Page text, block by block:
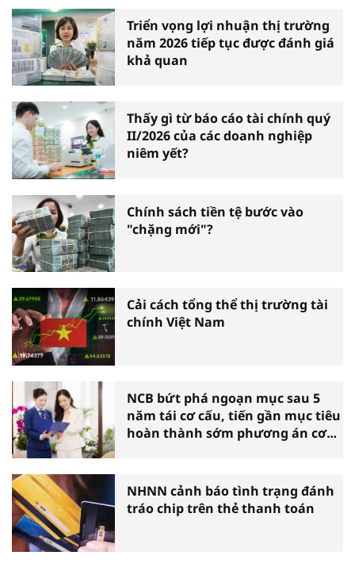
Triển vọng lợi nhuận thị trường
năm 2026 tiếp tục được đánh giá
khả quan
Thấy gì từ báo cáo tài chính quý
II/2026 của các doanh nghiệp
niêm yết?
Chính sách tiền tệ bước vào
"chặng mới"?
Cải cách tổng thể thị trường tài
chính Việt Nam
NCB bứt phá ngoạn mục sau 5
năm tái cơ cấu, tiến gần mục tiêu
hoàn thành sớm phương án cơ
NHNN cảnh báo tình trạng đánh
tráo chip trên thẻ thanh toán